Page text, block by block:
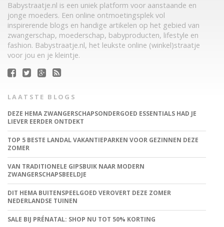
Babystraatje.nl is een uniek platform voor aanstaande en
jonge moeders. Een online ontmoetingsplek vol
inspirerende blogs en handige artikelen op het gebied van
zwangerschap, moederschap, babyproducten, lifestyle en
fashion. Babystraatje.nl, het leukste online (winkel)straatje
voor jou en je kleintje.
LAATSTE BLOGS
DEZE HEMA ZWANGERSCHAPSONDERGOED ESSENTIALS HAD JE
LIEVER EERDER ONTDEKT
TOP 5 BESTE LANDAL VAKANTIEPARKEN VOOR GEZINNEN DEZE
ZOMER
VAN TRADITIONELE GIPSBUIK NAAR MODERN
ZWANGERSCHAPSBEELDJE
DIT HEMA BUITENSPEELGOED VEROVERT DEZE ZOMER
NEDERLANDSE TUINEN
SALE BIJ PRÉNATAL: SHOP NU TOT 50% KORTING